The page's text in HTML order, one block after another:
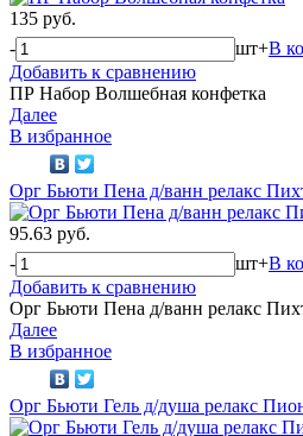
135 руб.
-
шт+В
Добавить к сравнению
ПР Набор Волшебная конфетка
Далее
В избранное
Орг Бьюти Пена д/ванн релакс
95.63 руб.
-
шт+В
Добавить к сравнению
Орг Бьюти Пена д/ванн релакс
Далее
В избранное
Орг Бьюти Гель д/душа релакс